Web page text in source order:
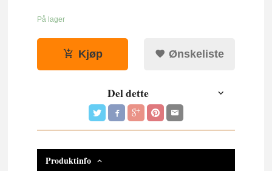
På lager
Kjøp Ønskeliste
Del dette
Produktinfo